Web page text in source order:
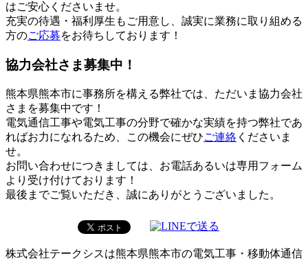
はご安心くださいませ。
充実の待遇・福利厚生もご用意し、誠実に業務に取り組める
方のご応募をお待ちしております！
協力会社さま募集中！
熊本県熊本市に事務所を構える弊社では、ただいま協力会社
さまを募集中です！
電気通信工事や電気工事の分野で確かな実績を持つ弊社であ
ればお力になれるため、この機会にぜひご連絡 くださいま
せ。
お問い合わせにつきましては、お電話あるいは専用フォーム
より受け付けております！
最後までご覧いただき、誠にありがとうございました。
株式会社テークシスは熊本県熊本市の電気工事・移動体通信